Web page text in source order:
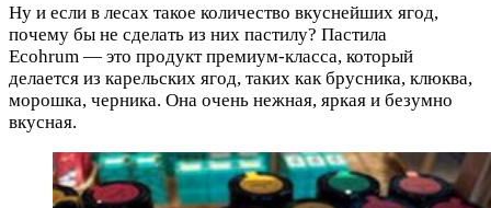
Ну и если в лесах такое количество вкуснейших ягод,
почему бы не сделать из них пастилу? Пастила
Ecohrum — это продукт премиум-класса, который
делается из карельских ягод, таких как брусника, клюква,
морошка, черника. Она очень нежная, яркая и безумно
вкусная.